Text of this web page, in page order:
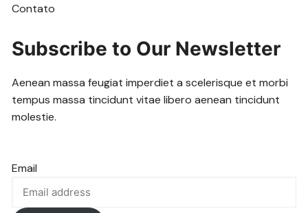
Contato
Subscribe to Our Newsletter
Aenean massa feugiat imperdiet a scelerisque et morbi
tempus massa tincidunt vitae libero aenean tincidunt
molestie.
Email